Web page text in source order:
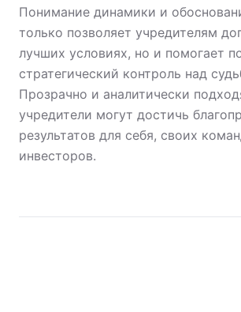
Понимание динамики и
только позволяет учредителям
лучших условиях, но и помогает
стратегический контроль над
Прозрачно и аналитически
учредители могут достичь
результатов для себя, своих
инвесторов.